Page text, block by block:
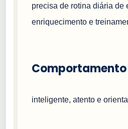
precisa de rotina diária de
enriquecimento e
Comportamento
inteligente, atento e